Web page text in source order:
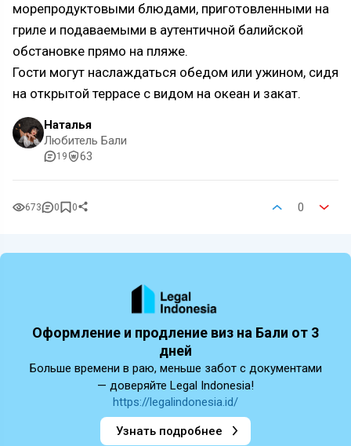
морепродуктовыми блюдами, приготовленными на
гриле и подаваемыми в аутентичной балийской
обстановке прямо на пляже.
Гости могут наслаждаться обедом или ужином, сидя
на открытой террасе с видом на океан и закат.
Наталья
Любитель Бали
19 63
673 0 0 0
Оформление и продление виз на Бали от 3
дней
Больше времени в раю, меньше забот с документами
— доверяйте Legal Indonesia!
https://legalindonesia.id/
Узнать подробнее